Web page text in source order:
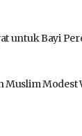
untuk Bayi
Muslim Modest